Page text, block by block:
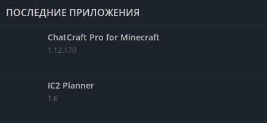
ПОСЛЕДНИЕ ПРИЛОЖЕНИЯ
ChatCraft Pro for Minecraft
1.12.170
IC2 Planner
1.6